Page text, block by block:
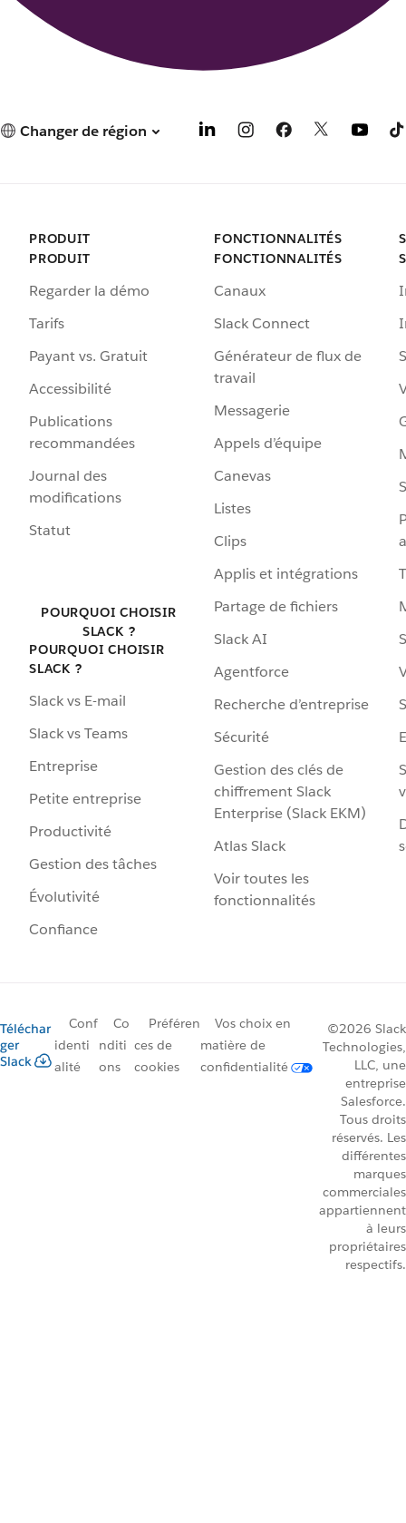
Changer de région
PRODUIT
PRODUIT
Regarder la démo
Tarifs
Payant vs. Gratuit
Accessibilité
Publications
recommandées
Journal des
modifications
Statut
POURQUOI CHOISIR
SLACK ?
POURQUOI CHOISIR
SLACK ?
Slack vs E-mail
Slack vs Teams
Entreprise
Petite entreprise
Productivité
Gestion des tâches
Évolutivité
Confiance
FONCTIONNALITÉS
FONCTIONNALITÉS
Canaux
Slack Connect
Générateur de flux de
travail
Messagerie
Appels d’équipe
Canevas
Listes
Clips
Applis et intégrations
Partage de fichiers
Slack AI
Agentforce
Recherche d’entreprise
Sécurité
Gestion des clés de
chiffrement Slack
Enterprise (Slack EKM)
Atlas Slack
Voir toutes les
fonctionnalités
Téléchar
ger
Slack
Conf
identi
alité
Co
nditi
ons
Préféren
ces de
cookies
Vos choix en
matière de
confidentialité
©2026 Slack
Technologies,
LLC, une
entreprise
Salesforce.
Tous droits
réservés. Les
différentes
marques
commerciales
appartiennent
à leurs
propriétaires
respectifs.